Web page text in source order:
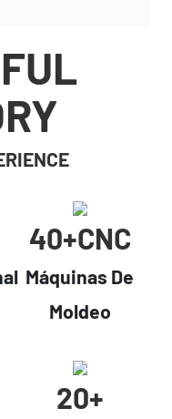
40+cNC
Máquinas De
Moldeo
20+